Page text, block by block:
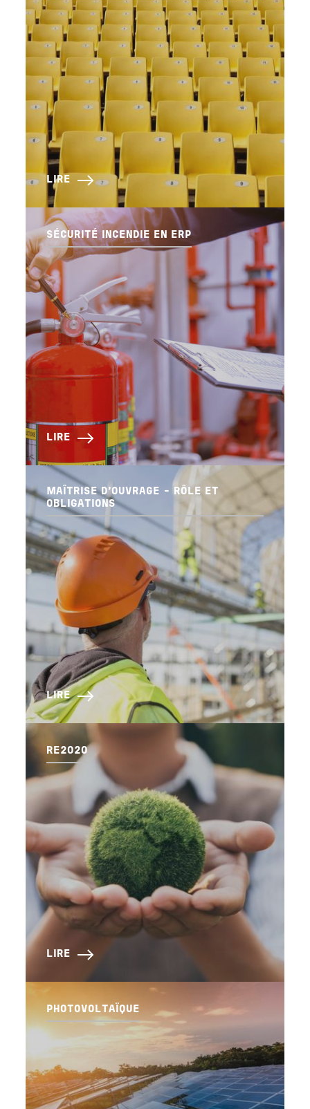
LIRE
SÉCURITÉ INCENDIE EN ERP
LIRE
MAÎTRISE D'OUVRAGE - RÔLE ET
OBLIGATIONS
LIRE
RE2020
LIRE
PHOTOVOLTAÏQUE